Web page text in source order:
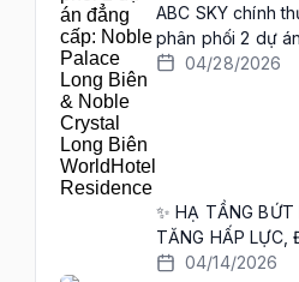
ABC SKY chính
phân phối 2 dự
Palace Long
04/28/2026
✨ HẠ TẦNG
TĂNG HẤP LỰC,
TRƯỞNG MỚI ✨
04/14/2026